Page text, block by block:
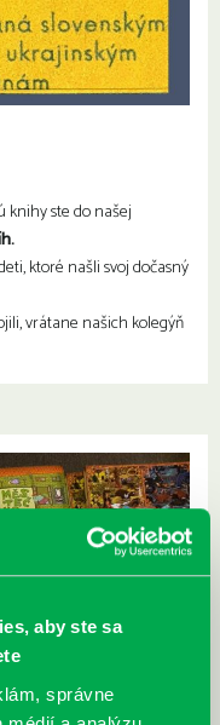
aby ste sa
správne
knihy ste do našej
ktoré našli svoj dočasný
vrátane našich kolegýň